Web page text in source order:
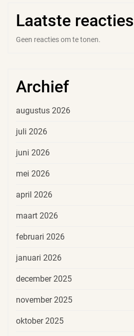
Laatste reacties
Geen reacties om te tonen.
Archief
augustus 2026
juli 2026
juni 2026
mei 2026
april 2026
maart 2026
februari 2026
januari 2026
december 2025
november 2025
oktober 2025